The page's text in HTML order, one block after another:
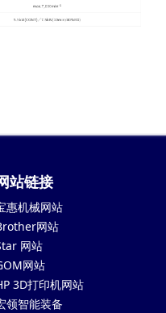
站链接
惠机械网站
网站
网站
网站
3D打印机网站
领智能装备